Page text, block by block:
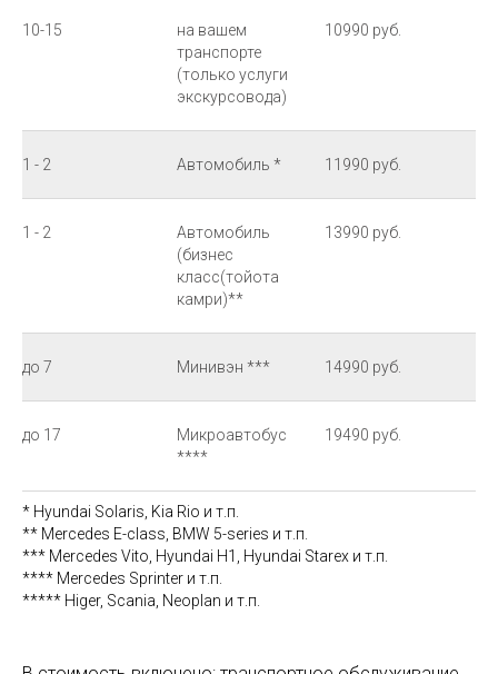
10-15
на вашем
транспорте
(только услуги
экскурсовода)
10990 руб.
1 - 2 Автомобиль * 11990 руб.
1 - 2
Автомобиль
(бизнес
класс(тойота
камри)**
13990 руб.
до 7 Минивэн *** 14990 руб.
до 17
Микроавтобус
****
19490 руб.
* Hyundai Solaris, Kia Rio и т.п.
** Mercedes E-class, BMW 5-series и т.п.
*** Mercedes Vito, Hyundai H1, Hyundai Starex и т.п.
**** Mercedes Sprinter и т.п.
***** Higer, Scania, Neoplan и т.п.